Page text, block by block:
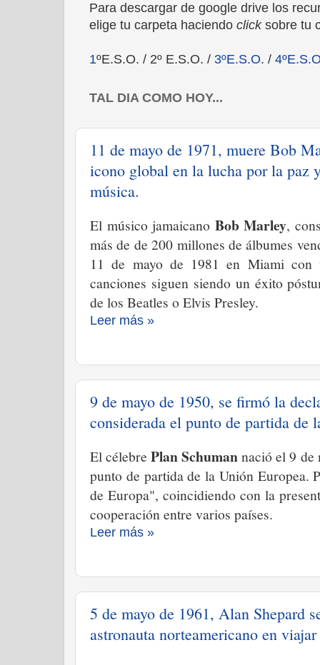
Para descargar de google drive los
elige tu carpeta haciendo clicksobre tu
1ºE.S.O. / 2º E.S.O. / 3ºE.S.O. /
TAL DIA COMO HOY...
11 de mayo de 1971, muere Bob
icono global en la lucha por la paz
música.
El músico jamaicano Bob Marley,
más de de 200 millones de álbumes
11 de mayo de 1981 en Miami con
canciones siguen siendo un éxito
de los Beatles o Elvis Presley.
Leer más »
9 de mayo de 1950, se firmó la
considerada el punto de partida de
El célebrePlan Schumannació el 9 de
punto de partida de la Unión Europea.
de Europa", coincidiendo con la
cooperación entre varios países.
Leer más »
5 de mayo de 1961, Alan Shepard
astronauta norteamericano en